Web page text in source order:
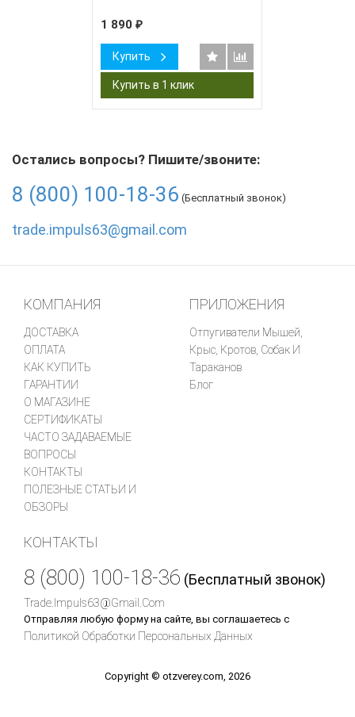
1 890 ₽
Купить
Остались вопросы? Пишите/звоните:
8 (800) 100-18-36 (Бесплатный звонок)
trade.impuls63@gmail.com
КОМПАНИЯ
ДОСТАВКА
ОПЛАТА
КАК КУПИТЬ
ГАРАНТИИ
О МАГАЗИНЕ
СЕРТИФИКАТЫ
ЧАСТО ЗАДАВАЕМЫЕ
ВОПРОСЫ
КОНТАКТЫ
ПОЛЕЗНЫЕ СТАТЬИ И
ОБЗОРЫ
ПРИЛОЖЕНИЯ
Отпугиватели Мышей,
Крыс, Кротов, Собак И
Тараканов
Блог
КОНТАКТЫ
8 (800) 100-18-36 (Бесплатный звонок)
Trade.impuls63@gmail.com
Отправляя любую форму на сайте, вы соглашаетесь с
Политикой Обработки Персональных Данных
Copyright © otzverey.com, 2026